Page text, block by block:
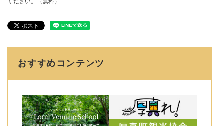
ください。（無料）
おすすめコンテンツ